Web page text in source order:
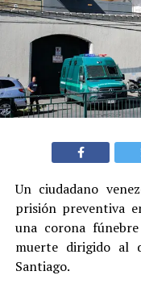
Un ciudadano
prisión preventiva
una corona
muerte dirigido al
Santiago.